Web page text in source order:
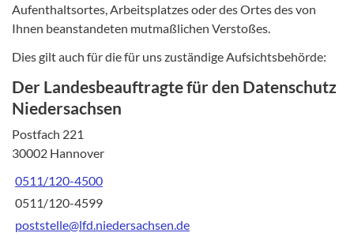
Aufenthaltsortes, Arbeitsplatzes oder des Ortes des von
Ihnen beanstandeten mutmaßlichen Verstoßes.
Dies gilt auch für die für uns zuständige Aufsichtsbehörde:
Der Landesbeauftragte für den Datenschutz
Niedersachsen
Postfach 221
30002 Hannover
0511/120-4500
0511/120-4599
poststelle@lfd.niedersachsen.de